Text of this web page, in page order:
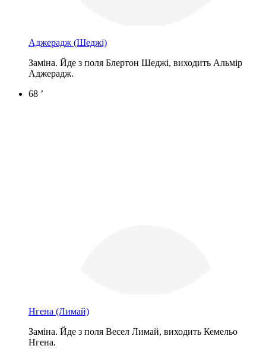
Аджерадж (Шеджі)
Заміна. Йде з поля Блертон Шеджі, виходить Альмір
Аджерадж.
68 ’
Нгена (Лимай)
Заміна. Йде з поля Весел Лимай, виходить Кемельо
Нгена.